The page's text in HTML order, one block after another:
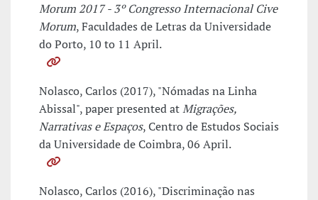
Morum 2017 - 3º Congresso Internacional Cive
Morum, Faculdades de Letras da Universidade
do Porto, 10 to 11 April.
Nolasco, Carlos (2017), "Nómadas na Linha
Abissal", paper presented atMigrações,
Narrativas e Espaços, Centro de Estudos Sociais
da Universidade de Coimbra, 06 April.
Nolasco, Carlos (2016), "Discriminação nas